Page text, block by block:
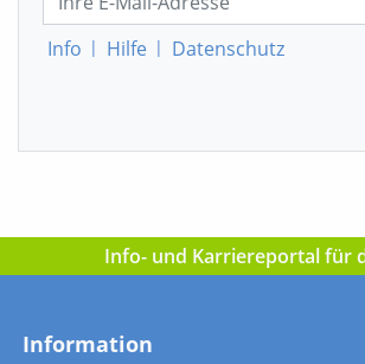
Info | Hilfe | Datenschutz
Info- und Karriereportal für
Information